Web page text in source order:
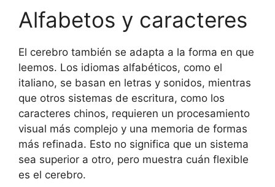
Alfabetos y caracteres
El cerebro también se adapta a la forma en que
leemos. Los idiomas alfabéticos, como el
italiano, se basan en letras y sonidos, mientras
que otros sistemas de escritura, como los
caracteres chinos, requieren un procesamiento
visual más complejo y una memoria de formas
más refinada. Esto no significa que un sistema
sea superior a otro, pero muestra cuán flexible
es el cerebro.